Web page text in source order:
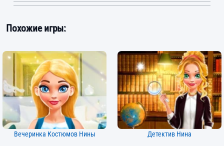
Похожие игры:
Вечеринка Костюмов Нины Детектив Нина